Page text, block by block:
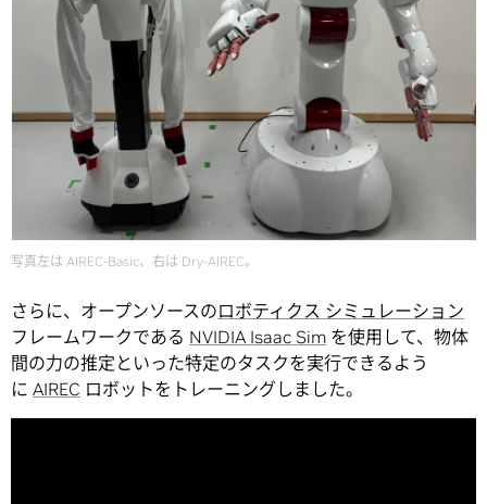
写真左は AIREC-Basic、右は Dry-AIREC。
さらに、オープンソースのロボティクス シミュレーション
フレームワークである NVIDIA Isaac Sim を使用して、物体
間の力の推定といった特定のタスクを実行できるよう
に AIREC ロボットをトレーニングしました。